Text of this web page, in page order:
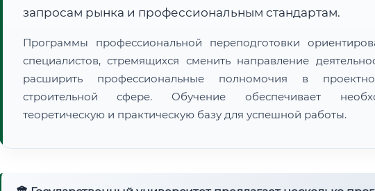
запросам рынка и профессиональным стандартам.
Программы профессиональной переподготовки
специалистов, стремящихся сменить направление
расширить профессиональные полномочия в
строительной сфере. Обучение обеспечивает
теоретическую и практическую базу для успешной работы.